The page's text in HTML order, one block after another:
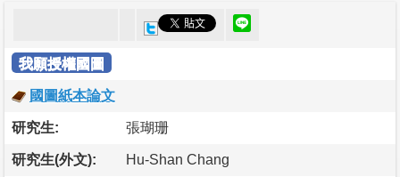
我願授權國圖
國圖紙本論文
研究生: 張瑚珊
研究生(外文): Hu-Shan Chang